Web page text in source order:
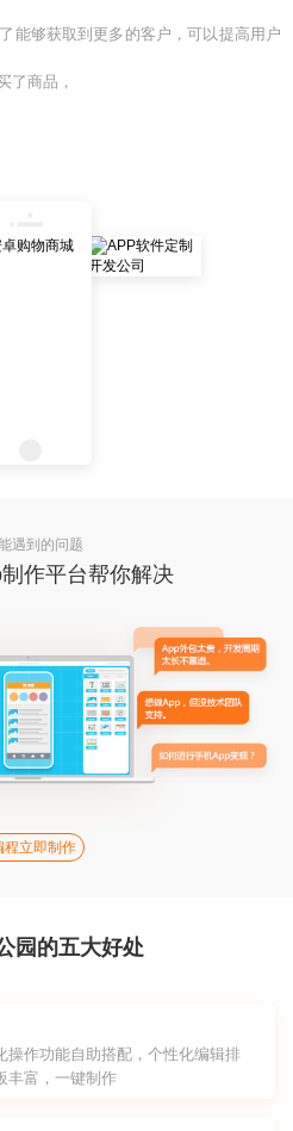
能够获取到更多的客户，可以提高用户
了商品，
遇到的问题
作平台帮你解决
程立即制作
园的五大好处
操作功能自助搭配，个性化编辑排
丰富，一键制作